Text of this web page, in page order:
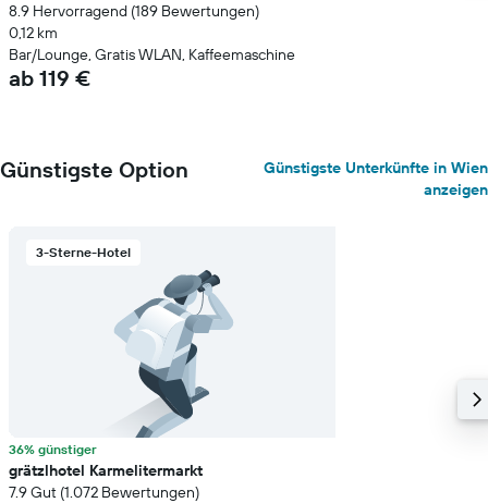
8.9 Hervorragend (189 Bewertungen)
0,12 km
Bar/Lounge, Gratis WLAN, Kaffeemaschine
ab 119 €
Günstigste Option
Günstigste Unterkünfte in Wien
anzeigen
3-Sterne-Hotel
36% günstiger
grätzlhotel Karmelitermarkt
7.9 Gut (1.072 Bewertungen)